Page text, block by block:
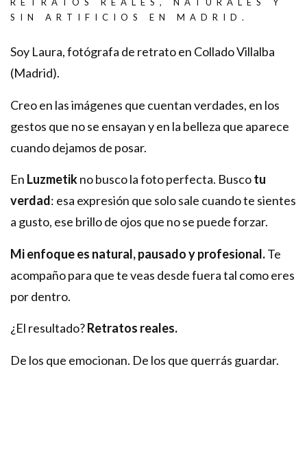
SIN ARTIFICIOS EN MADRID.
Soy Laura, fotógrafa de retrato en Collado Villalba
(Madrid).
Creo en las imágenes que cuentan verdades, en los
gestos que no se ensayan y en la belleza que aparece
cuando dejamos de posar.
En Luzmetikno busco la foto perfecta. Buscotu
verdad: esa expresión que solo sale cuando te sientes
a gusto, ese brillo de ojos que no se puede forzar.
Mi enfoque es natural, pausado y profesional.Te
acompaño para que te veas desde fuera tal como eres
por dentro.
¿El resultado?Retratos reales.
De los que emocionan. De los que querrás guardar.